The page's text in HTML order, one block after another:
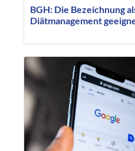
BGH: Die Bezeichnung
Diätmanagement